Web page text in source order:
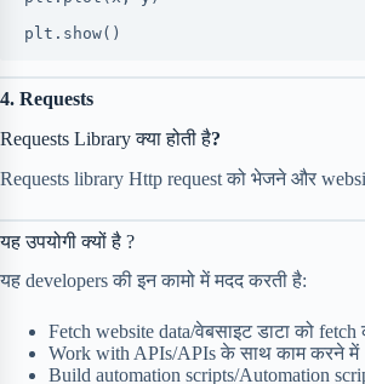
plt.show()
4. Requests
Requests Library क्या होती है?
Requests library Http request को भेजने और
यह उपयोगी क्यों है ?
यह developers की इन कामो में मदद करती है:
Fetch website data/वेबसाइट डाटा को
Work with APIs/APIs के साथ काम करने में
Build automation scripts/Automation